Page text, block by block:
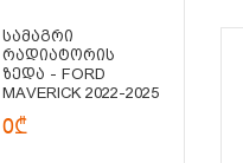
Სამაგრი
Რადიატორის
Ზედა - FORD
MAVERICK 2022-2025
0₾